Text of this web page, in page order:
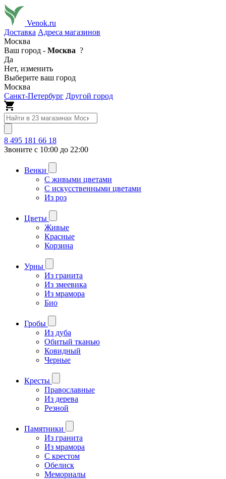
Venok.ru
Доставка Адреса магазинов
Москва
Ваш город - Москва ?
Да
Нет, изменить
Выберите ваш город
Москва
Санкт-Петербург Другой город
8 495 181 66 18
Звоните с 10:00 до 22:00
Венки
С живыми цветами
С искусственными цветами
Из роз
Цветы
Живые
Красные
Корзина
Урны
Из гранита
Из змеевика
Из мрамора
Био
Гробы
Из дуба
Обитый тканью
Ковидный
Черные
Кресты
Православные
Из дерева
Резной
Памятники
Из гранита
Из мрамора
С крестом
Обелиск
Мемориалы